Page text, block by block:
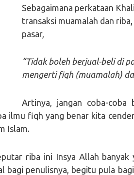
Sebagaimana perkataan
transaksi muamalah dan
pasar,
“Tidak boleh berjual-beli di
mengerti fiqh (muamalah)
Artinya, jangan coba-coba
ilmu fiqh yang benar kita
Islam.
riba ini Insya Allah
bagi penulisnya, begitu pula